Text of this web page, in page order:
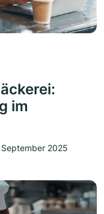
im
2025